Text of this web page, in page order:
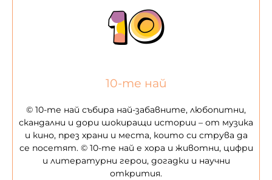
10-те най
© 10-те най събира най-забавните, любопитни,
скандални и дори шокиращи истории – от музика
и кино, през храни и места, които си струва да
се посетят. © 10-те най е хора и животни, цифри
и литературни герои, догадки и научни
открития.